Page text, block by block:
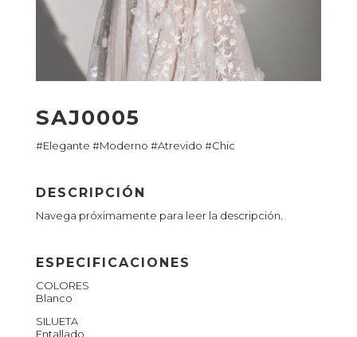
SAJ0005
#Elegante #Moderno #Atrevido #Chic
DESCRIPCIÓN
Navega próximamente para leer la descripción.
ESPECIFICACIONES
COLORES
Blanco
SILUETA
Entallado